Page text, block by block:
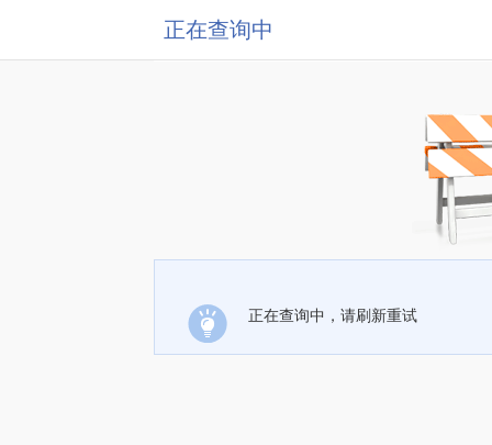
正在查询中
正在查询中，请刷新重试